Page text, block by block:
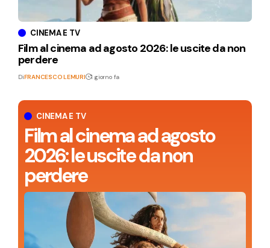
CINEMA E TV
Film al cinema ad agosto
2026: le uscite da non
perdere
CINEMA E TV
Film al cinema ad agosto 2026: le uscite da non
perdere
DiFRANCESCO LEMURI 1 giorno fa